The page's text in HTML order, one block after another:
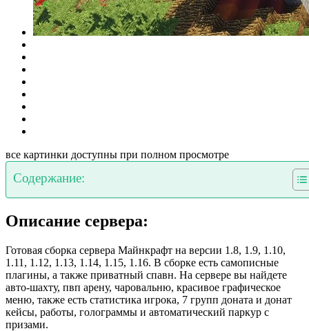
все картинки доступны при полном просмотре
Содержание:
Описание сервера:
Готовая сборка сервера Майнкрафт на версии 1.8, 1.9, 1.10,
1.11, 1.12, 1.13, 1.14, 1.15, 1.16. В сборке есть самописные
плагины, а также приватный спавн. На сервере вы найдете
авто-шахту, пвп арену, чаровальню, красивое графическое
меню, также есть статистика игрока, 7 групп доната и донат
кейсы, работы, голограммы и автоматический паркур с
призами.